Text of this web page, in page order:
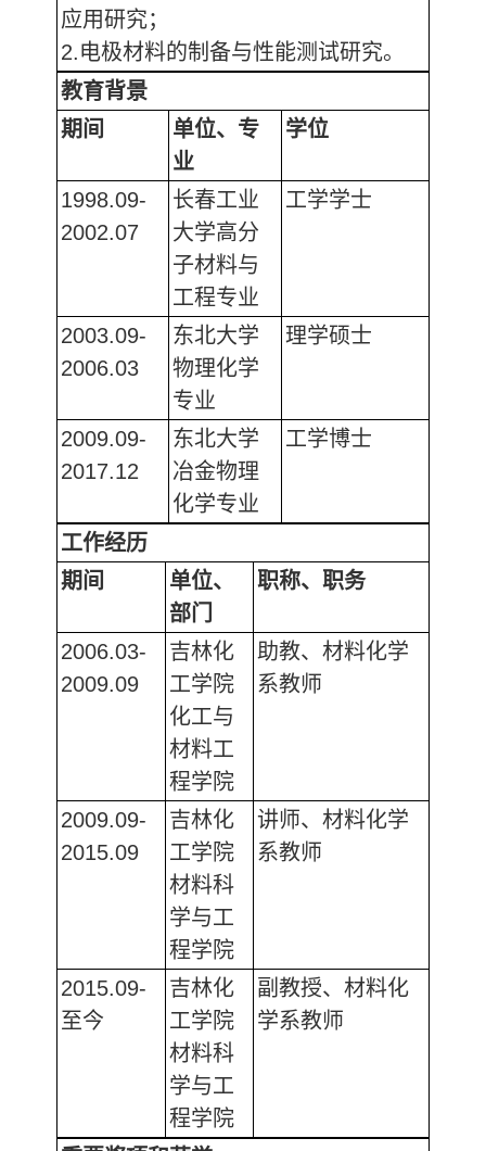
应用研究；
2.电极材料的制备与性能测试研究。
教育背景
期间
单位、专
业
学位
1998.09-
2002.07
长春工业
大学高分
子材料与
工程专业
工学学士
2003.09-
2006.03
东北大学
物理化学
专业
理学硕士
2009.09-
2017.12
东北大学
冶金物理
化学专业
工学博士
工作经历
期间
单位、
部门
职称、职务
2006.03-
2009.09
吉林化
工学院
化工与
材料工
程学院
助教、材料化学
系教师
2009.09-
2015.09
吉林化
工学院
材料科
学与工
程学院
讲师、材料化学
系教师
2015.09-
至今
吉林化
工学院
材料科
学与工
程学院
副教授、材料化
学系教师